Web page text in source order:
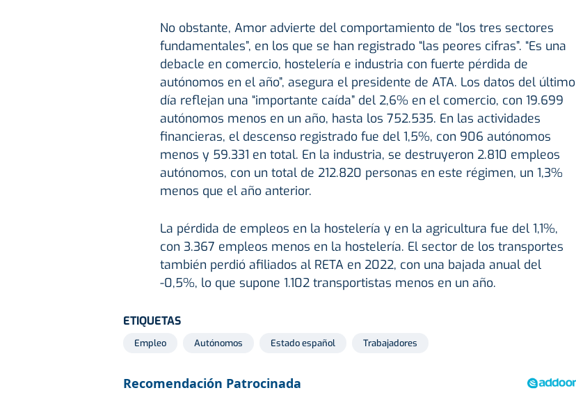
No obstante, Amor advierte del comportamiento de “los tres sectores
fundamentales”, en los que se han registrado “las peores cifras”. “Es una
debacle en comercio, hostelería e industria con fuerte pérdida de
autónomos en el año”, asegura el presidente de ATA. Los datos del último
día reflejan una “importante caída” del 2,6% en el comercio, con 19.699
autónomos menos en un año, hasta los 752.535. En las actividades
financieras, el descenso registrado fue del 1,5%, con 906 autónomos
menos y 59.331 en total. En la industria, se destruyeron 2.810 empleos
autónomos, con un total de 212.820 personas en este régimen, un 1,3%
menos que el año anterior.
La pérdida de empleos en la hostelería y en la agricultura fue del 1,1%,
con 3.367 empleos menos en la hostelería. El sector de los transportes
también perdió afiliados al RETA en 2022, con una bajada anual del
-0,5%, lo que supone 1.102 transportistas menos en un año.
ETIQUETAS
Empleo Autónomos Estado español Trabajadores